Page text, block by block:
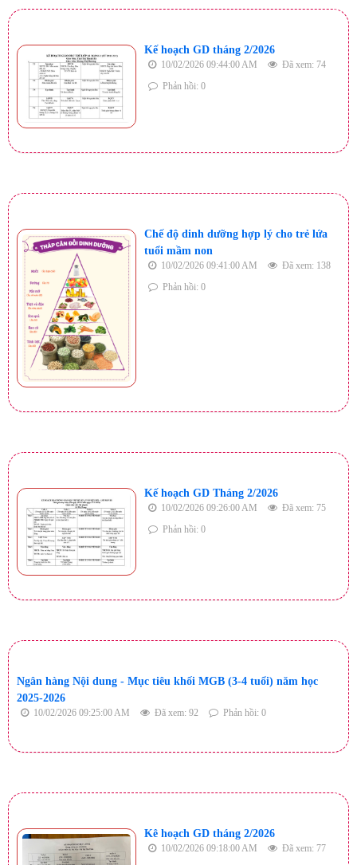
Kế hoạch GD tháng 2/2026
10/02/2026 09:44:00 AM
Đã xem: 74
Phản hồi: 0
Chế độ dinh dưỡng hợp lý cho trẻ lứa
tuổi mầm non
10/02/2026 09:41:00 AM
Đã xem: 138
Phản hồi: 0
Kế hoạch GD Tháng 2/2026
10/02/2026 09:26:00 AM
Đã xem: 75
Phản hồi: 0
Ngân hàng Nội dung - Mục tiêu khối MGB (3-4 tuổi) năm học
2025-2026
10/02/2026 09:25:00 AM Đã xem: 92 Phản hồi: 0
Kê hoạch GD tháng 2/2026
10/02/2026 09:18:00 AM
Đã xem: 77